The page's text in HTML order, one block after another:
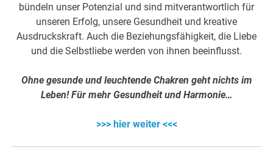
bündeln unser Potenzial und sind mitverantwortlich für
unseren Erfolg, unsere Gesundheit und kreative
Ausdruckskraft. Auch die Beziehungsfähigkeit, die Liebe
und die Selbstliebe werden von ihnen beeinflusst.
Ohne gesunde und leuchtende Chakren geht nichts im
Leben! Für mehr Gesundheit und Harmonie…
>>> hier weiter <<<